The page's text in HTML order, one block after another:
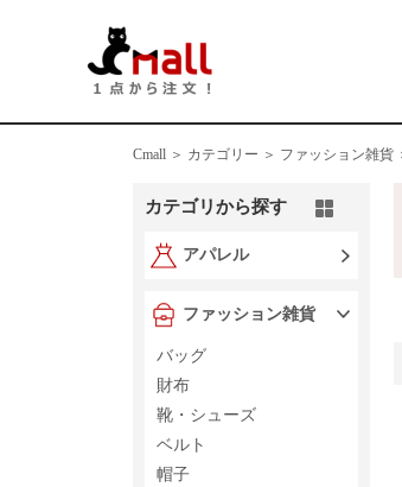
Cmall ＞ カテゴリー ＞ ファッション雑貨
カテゴリから探す
アパレル
ファッション雑貨
バッグ
財布
靴・シューズ
ベルト
帽子